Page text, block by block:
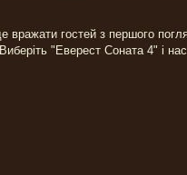
вражати гостей з першого
"Еверест Соната 4" і